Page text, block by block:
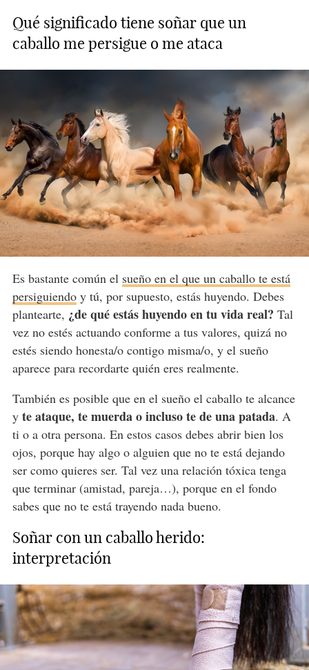
Qué significado tiene soñar que un
caballo me persigue o me ataca
Es bastante común el sueño en el que un caballo te está
persiguiendoy tú, por supuesto, estás huyendo. Debes
plantearte, ¿de qué estás huyendo en tu vida real? Tal
vez no estés actuando conforme a tus valores, quizá no
estés siendo honesta/o contigo misma/o, y el sueño
aparece para recordarte quién eres realmente.
También es posible que en el sueño el caballo te alcance
yte ataque, te muerda o incluso te de una patada. A
ti o a otra persona. En estos casos debes abrir bien los
ojos, porque hay algo o alguien que no te está dejando
ser como quieres ser. Tal vez una relación tóxica tenga
que terminar (amistad, pareja…), porque en el fondo
sabes que no te está trayendo nada bueno.
Soñar con un caballo herido:
interpretación